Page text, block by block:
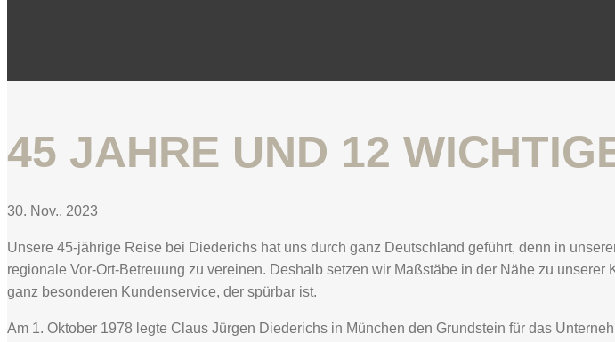
45 JAHRE UND 12
30. Nov.. 2023
Unsere 45-jährige Reise bei Diederichs hat uns durch ganz Deutschland geführt, denn in
regionale Vor-Ort-Betreuung zu vereinen. Deshalb setzen wir Maßstäbe in der Nähe zu
ganz besonderen Kundenservice, der spürbar ist.
Am 1. Oktober 1978 legte Claus Jürgen Diederichs in München den Grundstein für das